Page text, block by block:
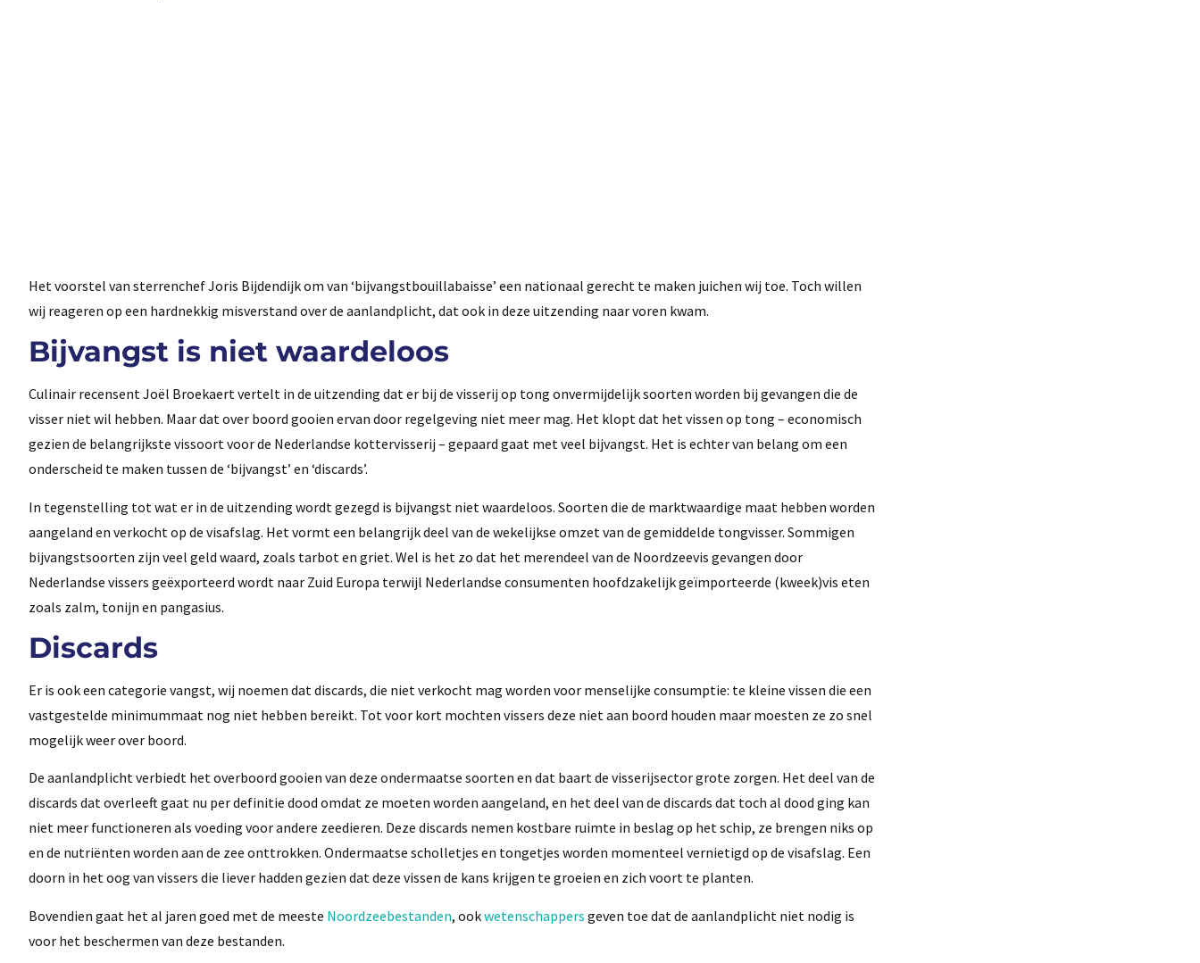
Het voorstel van sterrenchef Joris Bijdendijk om van ‘bijvangstbouillabaisse’ een nationaal gerecht te maken juichen wij toe. Toch willen
wij reageren op een hardnekkig misverstand over de aanlandplicht, dat ook in deze uitzending naar voren kwam.
Bijvangst is niet waardeloos
Culinair recensent Joël Broekaert vertelt in de uitzending dat er bij de visserij op tong onvermijdelijk soorten worden bij gevangen die de
visser niet wil hebben. Maar dat over boord gooien ervan door regelgeving niet meer mag. Het klopt dat het vissen op tong – economisch
gezien de belangrijkste vissoort voor de Nederlandse kottervisserij – gepaard gaat met veel bijvangst. Het is echter van belang om een
onderscheid te maken tussen de ‘bijvangst’ en ‘discards’.
In tegenstelling tot wat er in de uitzending wordt gezegd is bijvangst niet waardeloos. Soorten die de marktwaardige maat hebben worden
aangeland en verkocht op de visafslag. Het vormt een belangrijk deel van de wekelijkse omzet van de gemiddelde tongvisser. Sommigen
bijvangstsoorten zijn veel geld waard, zoals tarbot en griet. Wel is het zo dat het merendeel van de Noordzeevis gevangen door
Nederlandse vissers geëxporteerd wordt naar Zuid Europa terwijl Nederlandse consumenten hoofdzakelijk geïmporteerde (kweek)vis eten
zoals zalm, tonijn en pangasius.
Discards
Er is ook een categorie vangst, wij noemen dat discards, die niet verkocht mag worden voor menselijke consumptie: te kleine vissen die een
vastgestelde minimummaat nog niet hebben bereikt. Tot voor kort mochten vissers deze niet aan boord houden maar moesten ze zo snel
mogelijk weer over boord.
De aanlandplicht verbiedt het overboord gooien van deze ondermaatse soorten en dat baart de visserijsector grote zorgen. Het deel van de
discards dat overleeft gaat nu per definitie dood omdat ze moeten worden aangeland, en het deel van de discards dat toch al dood ging kan
niet meer functioneren als voeding voor andere zeedieren. Deze discards nemen kostbare ruimte in beslag op het schip, ze brengen niks op
en de nutriënten worden aan de zee onttrokken. Ondermaatse scholletjes en tongetjes worden momenteel vernietigd op de visafslag. Een
doorn in het oog van vissers die liever hadden gezien dat deze vissen de kans krijgen te groeien en zich voort te planten.
Bovendien gaat het al jaren goed met de meeste Noordzeebestanden, ookwetenschappers geven toe dat de aanlandplicht niet nodig is
voor het beschermen van deze bestanden.